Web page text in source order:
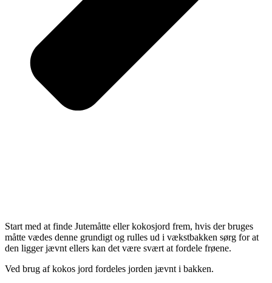
Start med at finde Jutemåtte eller kokosjord frem, hvis der bruges
måtte vædes denne grundigt og rulles ud i vækstbakken sørg for at
den ligger jævnt ellers kan det være svært at fordele frøene.
Ved brug af kokos jord fordeles jorden jævnt i bakken.